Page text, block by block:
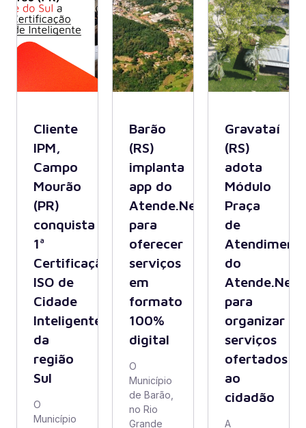
Cliente
IPM,
Campo
Mourão
(PR)
conquista
1ª
Certificação
ISO de
Cidade
Inteligente
da
região
Sul
O
Município
Barão
(RS)
implanta
app do
Atende.Net
para
oferecer
serviços
em
formato
100%
digital
O
Município
de Barão,
no Rio
Grande
Gravataí
(RS)
adota
Módulo
Praça
de
do
Atende.Net
para
organizar
serviços
ofertados
ao
cidadão
A